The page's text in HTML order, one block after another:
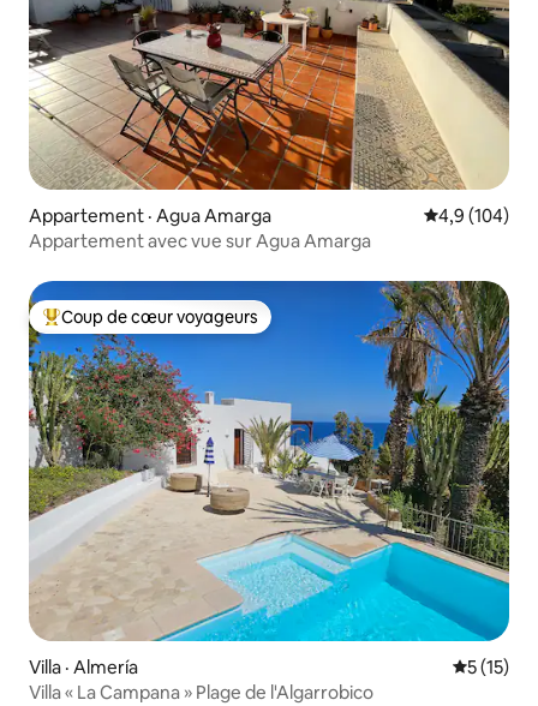
Appartement · Agua Amarga Note
4,9 (104)
Appartement avec vue sur Agua Amarga
Coup de cœur voyageurs parmi les plus aimés
Coup de cœur voyageurs
Villa · Almería Note
5 (15)
Villa « La Campana » Plage de l'Algarrobico